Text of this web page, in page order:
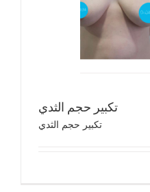
تكبير حجم الثدي
تكبير حجم الثدي